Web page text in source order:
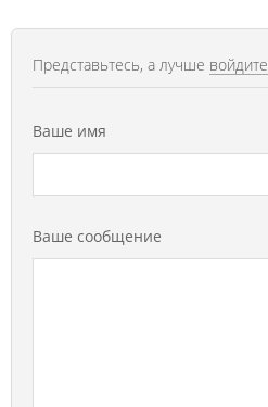
Представьтесь, а лучше войдите
Ваше имя
Ваше сообщение